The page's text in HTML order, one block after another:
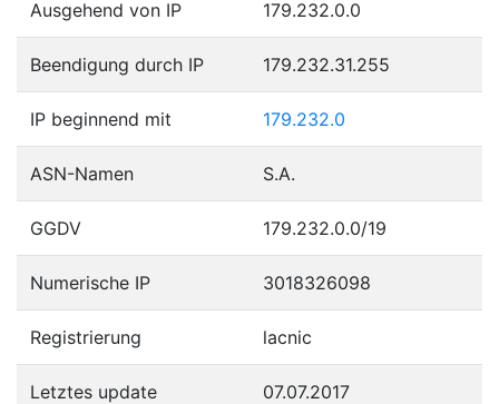
Ausgehend von IP 179.232.0.0
Beendigung durch IP 179.232.31.255
IP beginnend mit 179.232.0
ASN-Namen S.A.
GGDV 179.232.0.0/19
Numerische IP 3018326098
Registrierung lacnic
Letztes update 07.07.2017